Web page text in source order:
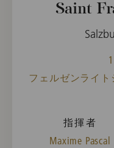
Saint
フェルゼンライ
指揮者
Maxime Pascal